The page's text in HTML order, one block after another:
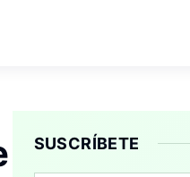
SUSCRÍBETE